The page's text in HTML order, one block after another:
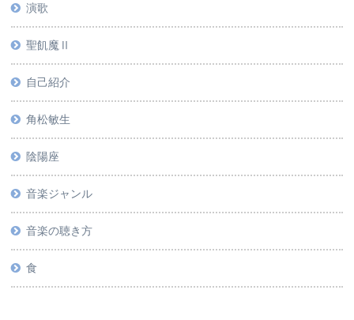
演歌
聖飢魔Ⅱ
自己紹介
角松敏生
陰陽座
音楽ジャンル
音楽の聴き方
食